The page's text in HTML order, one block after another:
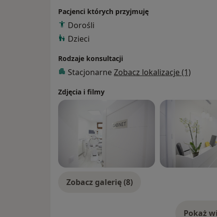
Pacjenci których przyjmuję
Dorośli
Dzieci
Rodzaje konsultacji
Stacjonarne Zobacz lokalizacje (1)
Zdjęcia i filmy
Zobacz galerię (8)
Pokaż